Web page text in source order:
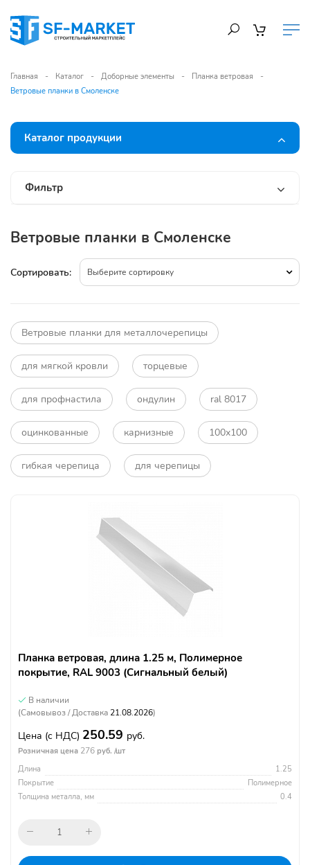
Главная Каталог Доборные элементы
Планка ветровая
Ветровые планки в Смоленске
Каталог продукции
Фильтр
Ветровые планки в Смоленске
Сортировать: Выберите сортировку
Ветровые планки для металлочерепицы
для мягкой кровли торцевые
для профнастила ондулин ral 8017
оцинкованные карнизные 100х100
гибкая черепица для черепицы
Планка ветровая, длина 1.25 м, Полимерное
покрытие, RAL 9003 (Сигнальный белый)
В наличии
(Самовывоз / Доставка 21.08.2026)
Цена (с НДС) 250.59 руб.
Розничная цена 276 руб. /шт
Длина
1.25
Покрытие
Полимерное
Толщина металла, мм
0.4